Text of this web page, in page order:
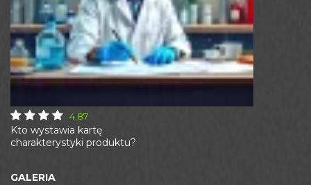
Kto wystawia kartę
charakterystyki produktu?
4.87
GALERIA